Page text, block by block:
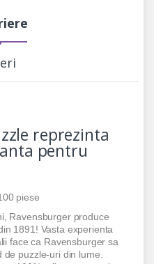
reprezinta
pentru
piese
Ravensburger produce
1891! Vasta experienta
face ca Ravensburger sa
puzzle-uri din lume.